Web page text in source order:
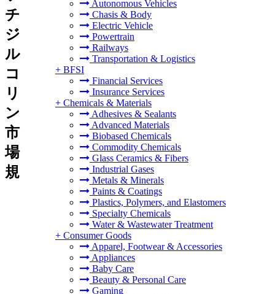
Autonomous Vehicles
Chasis & Body
Electric Vehicle
Powertrain
Railways
Transportation & Logistics
+ BFSI
Financial Services
Insurance Services
+ Chemicals & Materials
Adhesives & Sealants
Advanced Materials
Biobased Chemicals
Commodity Chemicals
Glass Ceramics & Fibers
Industrial Gases
Metals & Minerals
Paints & Coatings
Plastics, Polymers, and Elastomers
Specialty Chemicals
Water & Wastewater Treatment
+ Consumer Goods
Apparel, Footwear & Accessories
Appliances
Baby Care
Beauty & Personal Care
Gaming
チ
ジ
ル
コ
リ
ン
市
場
規